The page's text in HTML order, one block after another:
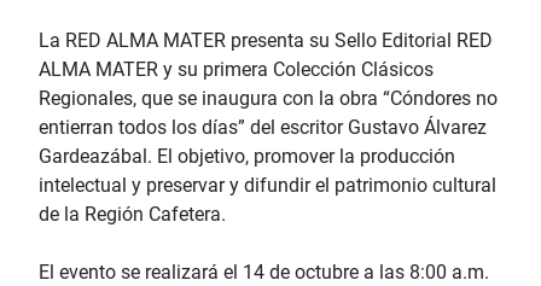
La RED ALMA MATER presenta su Sello Editorial RED
ALMA MATER y su primera Colección Clásicos
Regionales, que se inaugura con la obra “Cóndores no
entierran todos los días” del escritor Gustavo Álvarez
Gardeazábal. El objetivo, promover la producción
intelectual y preservar y difundir el patrimonio cultural
de la Región Cafetera.
El evento se realizará el 14 de octubre a las 8:00 a.m.